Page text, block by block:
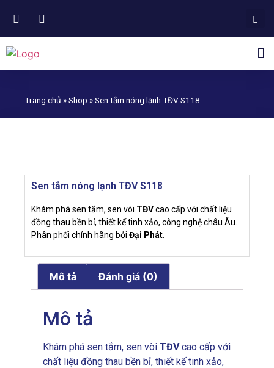
Trang chủ »Shop »Sen tắm nóng lạnh TĐV S118
Sen tắm nóng lạnh TĐV S118
Khám phá sen tắm, sen vòi TĐVcao cấp với chất liệu
đồng thau bền bỉ, thiết kế tinh xảo, công nghệ châu Âu.
Phân phối chính hãng bởi Đại Phát
Mô tả Đánh giá (0)
Mô tả
Khám phá sen tắm, sen vòi TĐVcao cấp với
chất liệu đồng thau bền bỉ, thiết kế tinh xảo,